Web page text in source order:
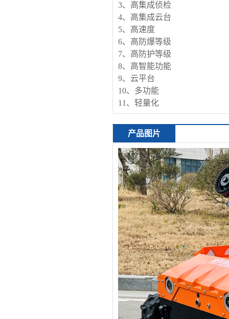
3、高集成侦检
4、高集成云台
5、高速度
6、高防爆等级
7、高防护等级
8、高智能功能
9、云平台
10、多功能
11、轻量化
产品图片